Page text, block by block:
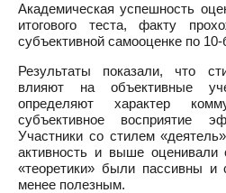
Академическая успешность
итогового теста, факту
субъективной самооценке по
Результаты показали, что
влияют на объективные
определяют характер
субъективное восприятие
Участники со стилем
активность и выше оценивали
«теоретики» были пассивны и
менее полезным.